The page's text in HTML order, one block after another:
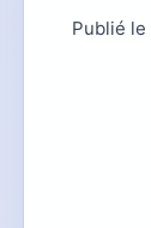
Publié le